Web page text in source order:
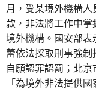
月，受某境外機構
款，非法將工作中
境外機構。國安部
蕾依法採取刑事強制
自願認罪認罰；北
「為境外非法提供